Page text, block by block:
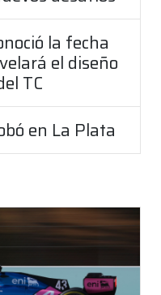
la fecha
el diseño
TC
en La Plata